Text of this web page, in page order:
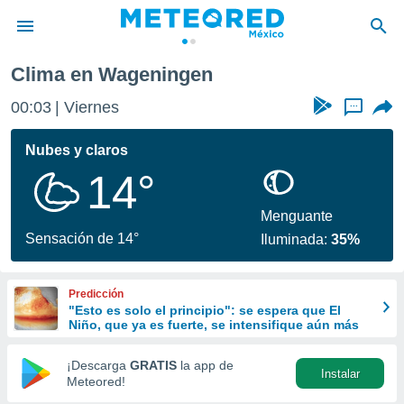
de
ha sido
calidad.
a este
las
y
forma
digital
basada
Clima en Wageningen
00:04 Viernes ...
Nubes y claros
14°
Sensación de 14°
Menguante
Iluminada:35%
Predicción
"Esto es solo el principio": se espera que El
Niño, que ya es fuerte, se intensifique aún más
¡Descarga GRATIS la app de
Meteored!
Instalar